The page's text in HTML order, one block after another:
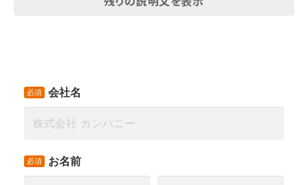
【目次】
１．求職者が考える倉庫内作業・仕分け業で働くイメージは？
２．求人原稿を書く前に！押さえておきたい、３つの基本ステッ
３．求職者に響く！倉庫内作業・仕分け業の求人原稿の書き方
４．倉庫内作業・仕分け業の採用に向いている５つの手法